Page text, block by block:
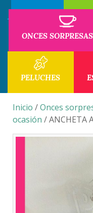
ONCES SORPRESAS
PELUCHES
Inicio /Onces
ocasión / ANCHETA